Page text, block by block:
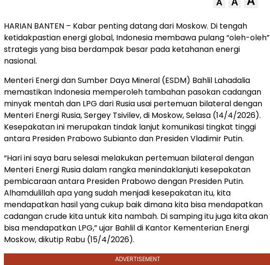
A
HARIAN BANTEN – Kabar penting datang dari Moskow. Di tengah
ketidakpastian energi global, Indonesia membawa pulang “oleh-oleh”
strategis yang bisa berdampak besar pada ketahanan energi
nasional.
Menteri Energi dan Sumber Daya Mineral (ESDM) Bahlil Lahadalia
memastikan Indonesia memperoleh tambahan pasokan cadangan
minyak mentah dan LPG dari Rusia usai pertemuan bilateral dengan
Menteri Energi Rusia, Sergey Tsivilev, di Moskow, Selasa (14/4/2026).
Kesepakatan ini merupakan tindak lanjut komunikasi tingkat tinggi
antara Presiden Prabowo Subianto dan Presiden Vladimir Putin.
“Hari ini saya baru selesai melakukan pertemuan bilateral dengan
Menteri Energi Rusia dalam rangka menindaklanjuti kesepakatan
pembicaraan antara Presiden Prabowo dengan Presiden Putin.
Alhamdulillah apa yang sudah menjadi kesepakatan itu, kita
mendapatkan hasil yang cukup baik dimana kita bisa mendapatkan
cadangan crude kita untuk kita nambah. Di samping itu juga kita akan
bisa mendapatkan LPG,” ujar Bahlil di Kantor Kementerian Energi
Moskow, dikutip Rabu (15/4/2026).
ADVERTISEMENT